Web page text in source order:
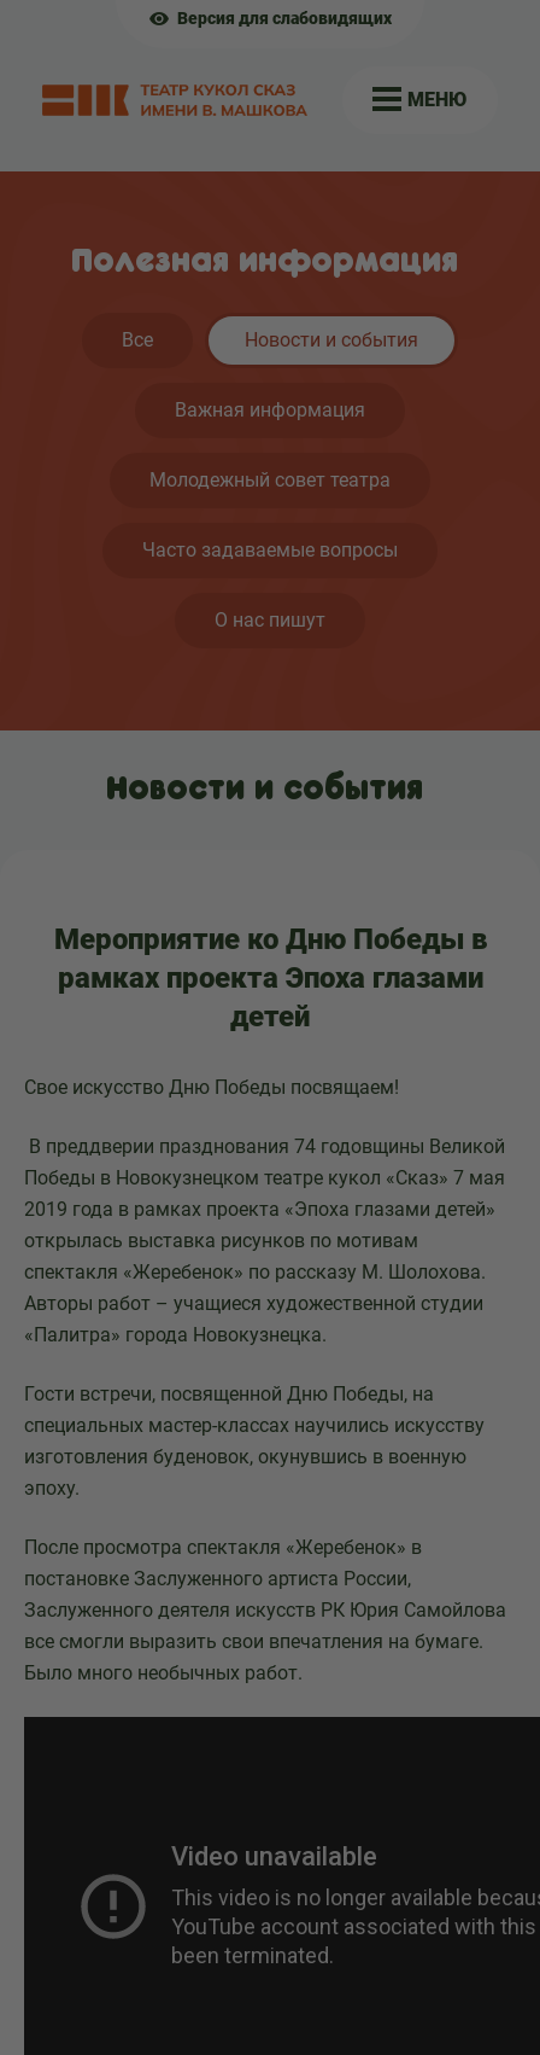
Версия для слабовидящих
МЕНЮ
Полезная информация
Все Новости и события
Важная информация
Молодежный совет театра
Часто задаваемые вопросы
О нас пишут
Новости и события
Мероприятие ко Дню Победы в
рамках проекта Эпоха глазами
детей
Свое искусство Дню Победы посвящаем!
В преддверии празднования 74 годовщины Великой
Победы в Новокузнецком театре кукол «Сказ» 7 мая
2019 года в рамках проекта «Эпоха глазами детей»
открылась выставка рисунков по мотивам
спектакля «Жеребенок» по рассказу М. Шолохова.
Авторы работ – учащиеся художественной студии
«Палитра» города Новокузнецка.
Гости встречи, посвященной Дню Победы, на
специальных мастер-классах научились искусству
изготовления буденовок, окунувшись в военную
эпоху.
После просмотра спектакля «Жеребенок» в
постановке Заслуженного артиста России,
Заслуженного деятеля искусств РК Юрия Самойлова
все смогли выразить свои впечатления на бумаге.
Было много необычных работ.